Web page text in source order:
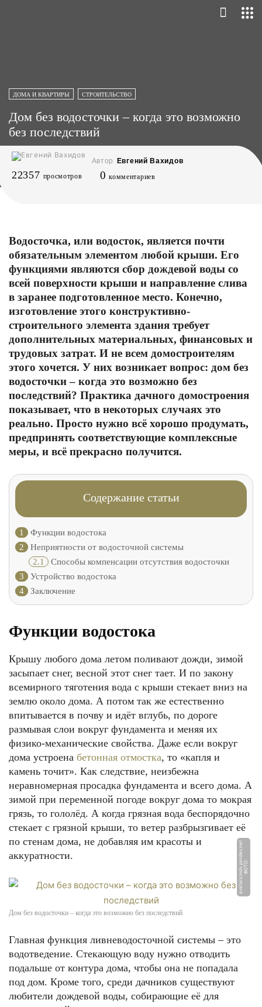
ДОМА И КВАРТИРЫ СТРОИТЕЛЬСТВО
Дом без водосточки – когда это возможно
без последствий
Автор Евгений Вахидов
22357 просмотров 0 комментариев
Водосточка, или водосток, является почти
обязательным элементом любой крыши. Его
функциями являются сбор дождевой воды со
всей поверхности крыши и направление слива
в заранее подготовленное место. Конечно,
изготовление этого конструктивно-
строительного элемента здания требует
дополнительных материальных, финансовых и
трудовых затрат. И не всем домостроителям
этого хочется. У них возникает вопрос: дом без
водосточки – когда это возможно без
последствий? Практика дачного домостроения
показывает, что в некоторых случаях это
реально. Просто нужно всё хорошо продумать,
предпринять соответствующие комплексные
меры, и всё прекрасно получится.
Содержание статьи
1
Функции водостока
2
Неприятности от водосточной системы
2.1 Способы компенсации отсутствия водосточки
3
Устройство водостока
4
Заключение
Функции водостока
Крышу любого дома летом поливают дожди, зимой
засыпает снег, весной этот снег тает. И по закону
всемирного тяготения вода с крыши стекает вниз на
землю около дома. А потом так же естественно
впитывается в почву и идёт вглубь, по дороге
размывая слои вокруг фундамента и меняя их
физико-механические свойства. Даже если вокруг
дома устроена бетонная отмостка, то «капля и
камень точит». Как следствие, неизбежна
неравномерная просадка фундамента и всего дома. А
зимой при переменной погоде вокруг дома то мокрая
грязь, то гололёд. А когда грязная вода беспорядочно
стекает с грязной крыши, то ветер разбрызгивает её
по стенам дома, не добавляя им красоты и
аккуратности.
Ф
О
Т
О:
a
v
a
t
a
r
s.
m
d
s.
y
a
n
d
e
x.
n
e
t
Дом без водосточки – когда это возможно без последствий
Главная функция ливневодосточной системы – это
водотведение. Стекающую воду нужно отводить
подальше от контура дома, чтобы она не попадала
под дом. Кроме того, среди дачников существуют
любители дождевой воды, собирающие её для